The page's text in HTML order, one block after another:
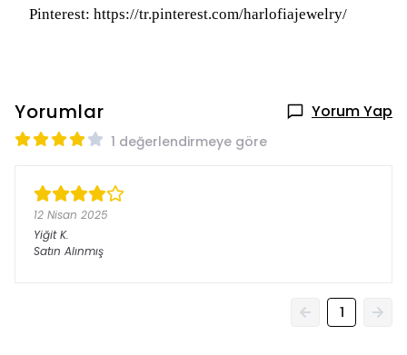
Pinterest: https://tr.pinterest.com/harlofiajewelry/
Yorumlar Yorum Yap
1 değerlendirmeye göre
12 Nisan 2025
Yiğit K.
Satın Alınmış
1